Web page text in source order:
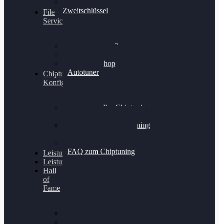
Zweitschlüssel
File
Service
Alientech Kess3
Alientech Shop
Autotuner
Chiptuning
Konfigurator
Professionelles Chiptuning
Professionelles Chiptuning
FAQ zum Chiptuning
Leistungsmessung
Leistungsprüfstand
Hall
of
Fame